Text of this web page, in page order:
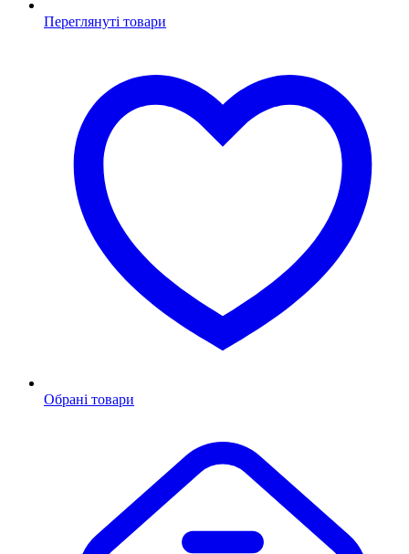
Переглянуті товари
Обрані товари